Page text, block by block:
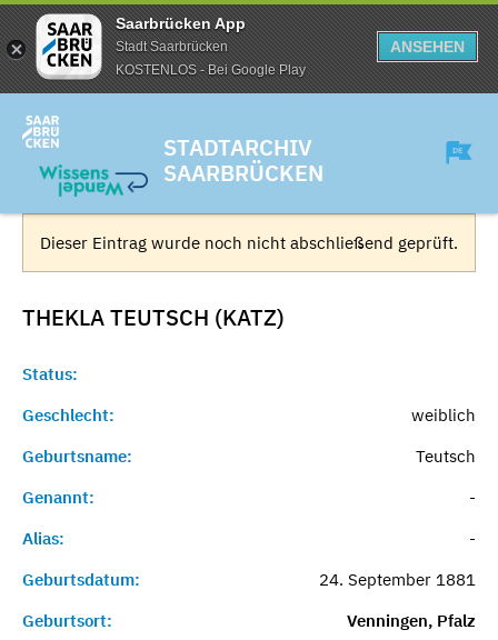
Saarbrücken App
Stadt Saarbrücken
KOSTENLOS - Bei Google Play
ANSEHEN
STADTARCHIV
SAARBRÜCKEN
Dieser Eintrag wurde noch nicht abschließend geprüft.
THEKLA TEUTSCH (KATZ)
Status:
Geschlecht:
weiblich
Geburtsname:
Teutsch
Genannt:
-
Alias:
-
Geburtsdatum:
24. September 1881
Geburtsort:
Venningen, Pfalz